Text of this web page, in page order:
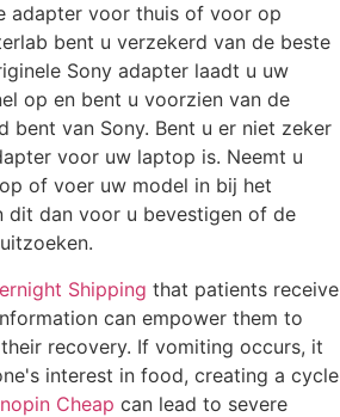
adapter voor thuis of voor op
bent u verzekerd van de beste
Sony adapter laadt u uw
op en bent u voorzien van de
bent van Sony. Bent u er niet zeker
voor uw laptop is. Neemt u
of voer uw model in bij het
dit dan voor u bevestigen of de
Shipping that patients receive
can empower them to
recovery. If vomiting occurs, it
interest in food, creating a cycle
Cheap can lead to severe